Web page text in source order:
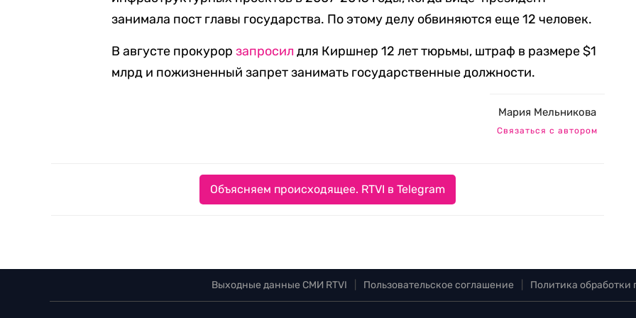
занимала пост главы государства. По этому делу обвиняются еще 12 человек.
В августе прокурорзапросил для Киршнер 12 лет тюрьмы, штраф в размере $1
млрд и пожизненный запрет занимать государственные должности.
Мария Мельникова
Связаться с автором
Объясняем происходящее. RTVI в Telegram
Выходные данные СМИ RTVI Пользовательское соглашение Политика